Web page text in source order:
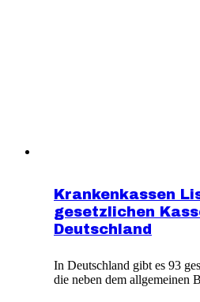
Krankenkassen
gesetzlichen
Deutschland
In Deutschland gibt es 93
die neben dem allgemeinen